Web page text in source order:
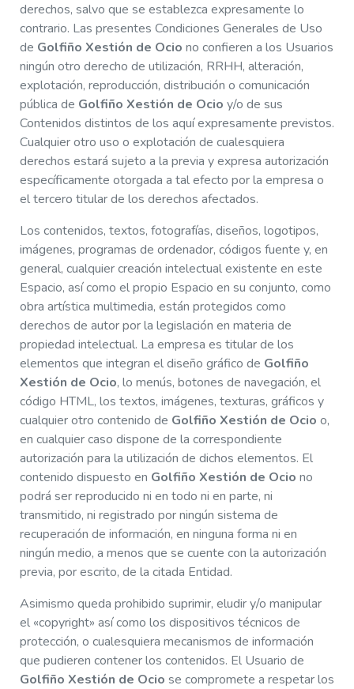
derechos, salvo que se establezca expresamente lo
contrario. Las presentes Condiciones Generales de Uso
de Golfiño Xestión de Ocio no confieren a los Usuarios
ningún otro derecho de utilización, RRHH, alteración,
explotación, reproducción, distribución o comunicación
pública de Golfiño Xestión de Ocio y/o de sus
Contenidos distintos de los aquí expresamente previstos.
Cualquier otro uso o explotación de cualesquiera
derechos estará sujeto a la previa y expresa autorización
específicamente otorgada a tal efecto por la empresa o
el tercero titular de los derechos afectados.
Los contenidos, textos, fotografías, diseños, logotipos,
imágenes, programas de ordenador, códigos fuente y, en
general, cualquier creación intelectual existente en este
Espacio, así como el propio Espacio en su conjunto, como
obra artística multimedia, están protegidos como
derechos de autor por la legislación en materia de
propiedad intelectual. La empresa es titular de los
elementos que integran el diseño gráfico de Golfiño
Xestión de Ocio, lo menús, botones de navegación, el
código HTML, los textos, imágenes, texturas, gráficos y
cualquier otro contenido de Golfiño Xestión de Ocio o,
en cualquier caso dispone de la correspondiente
autorización para la utilización de dichos elementos. El
contenido dispuesto en Golfiño Xestión de Ocio no
podrá ser reproducido ni en todo ni en parte, ni
transmitido, ni registrado por ningún sistema de
recuperación de información, en ninguna forma ni en
ningún medio, a menos que se cuente con la autorización
previa, por escrito, de la citada Entidad.
Asimismo queda prohibido suprimir, eludir y/o manipular
el «copyright» así como los dispositivos técnicos de
protección, o cualesquiera mecanismos de información
que pudieren contener los contenidos. El Usuario de
Golfiño Xestión de Ocio se compromete a respetar los